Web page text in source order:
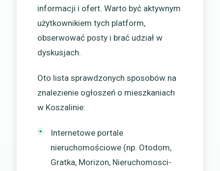
informacji i ofert. Warto być aktywnym
użytkownikiem tych platform,
obserwować posty i brać udział w
dyskusjach.
Oto lista sprawdzonych sposobów na
znalezienie ogłoszeń o mieszkaniach
w Koszalinie:
Internetowe portale
nieruchomościowe (np. Otodom,
Gratka, Morizon, Nieruchomosci-